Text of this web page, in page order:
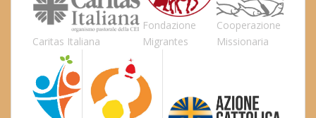
Caritas Italiana
Fondazione
Migrantes
Cooperazione
Missionaria